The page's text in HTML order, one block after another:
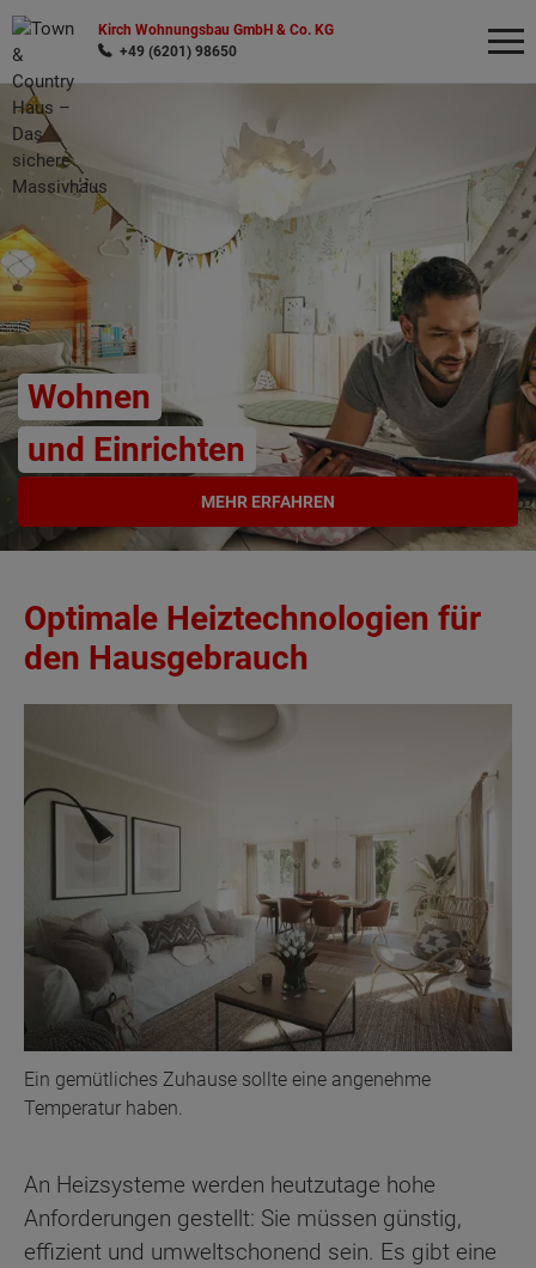
Kirch Wohnungsbau GmbH & Co. KG
+49 (6201) 98650
Wohnen
und Einrichten
MEHR ERFAHREN
Optimale Heiztechnologien für
den Hausgebrauch
Ein gemütliches Zuhause sollte eine angenehme
Temperatur haben.
An Heizsysteme werden heutzutage hohe
Anforderungen gestellt: Sie müssen günstig,
effizient und umweltschonend sein. Es gibt eine
Wonach möchten Sie suchen?